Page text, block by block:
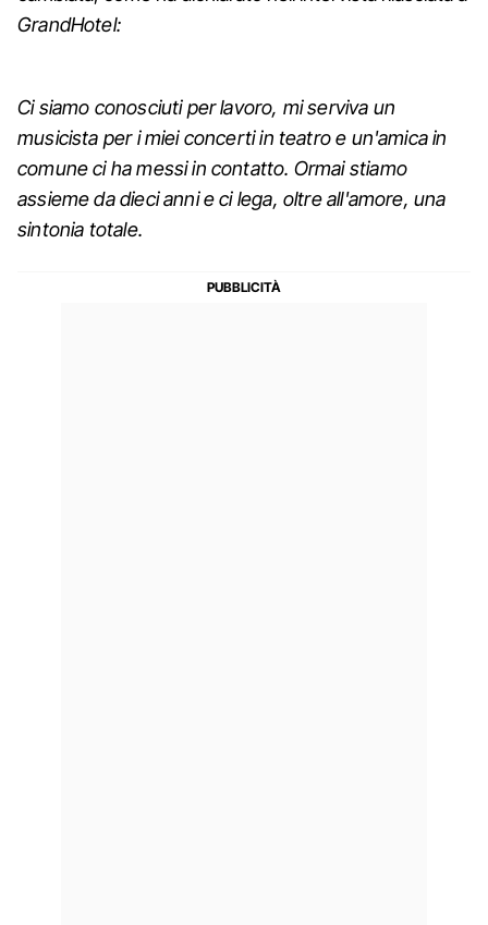
GrandHotel:
Ci siamo conosciuti per lavoro, mi serviva un
musicista per i miei concerti in teatro e un'amica in
comune ci ha messi in contatto. Ormai stiamo
assieme da dieci anni e ci lega, oltre all'amore, una
sintonia totale.